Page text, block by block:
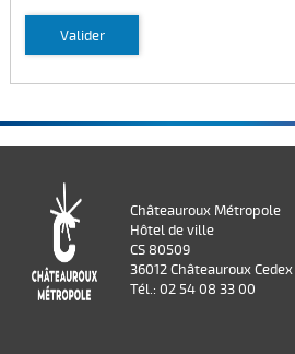
Valider
Châteauroux Métropole
Hôtel de ville
CS 80509
36012 Châteauroux Cedex
Tél.: 02 54 08 33 00